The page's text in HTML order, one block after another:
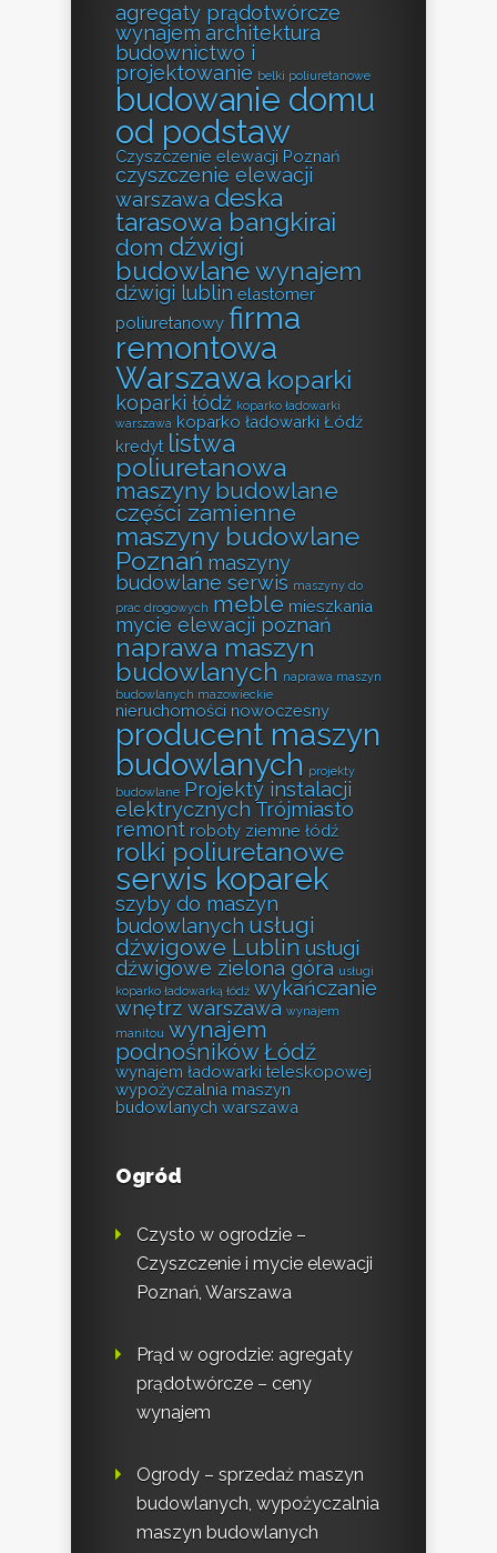
agregaty prądotwórcze
wynajem architektura
budownictwo i
projektowanie belki poliuretanowe
budowanie domu
od podstaw
Czyszczenie elewacji Poznań
czyszczenie elewacji
warszawa deska
tarasowa bangkirai
dom dźwigi
budowlane wynajem
dźwigi lublin elastomer
poliuretanowy firma
remontowa
Warszawa koparki
koparki łódź koparko ładowarki
warszawa koparko ładowarki Łódź
kredyt listwa
poliuretanowa
maszyny budowlane
części zamienne
maszyny budowlane
Poznań maszyny
budowlane serwis maszyny do
prac drogowych meble mieszkania
mycie elewacji poznań
naprawa maszyn
budowlanych naprawa maszyn
budowlanych mazowieckie
nieruchomości nowoczesny
producent maszyn
budowlanych projekty
budowlane Projekty instalacji
elektrycznych Trójmiasto
remont roboty ziemne łódź
rolki poliuretanowe
serwis koparek
szyby do maszyn
budowlanych usługi
dźwigowe Lublin usługi
dźwigowe zielona góra usługi
koparko ładowarką łódź wykańczanie
wnętrz warszawa wynajem
manitou wynajem
podnośników Łódź
wynajem ładowarki teleskopowej
wypożyczalnia maszyn
budowlanych warszawa
Ogród
Czysto w ogrodzie –
Czyszczenie i mycie elewacji
Poznań, Warszawa
Prąd w ogrodzie: agregaty
prądotwórcze – ceny
wynajem
Ogrody – sprzedaż maszyn
budowlanych, wypożyczalnia
maszyn budowlanych